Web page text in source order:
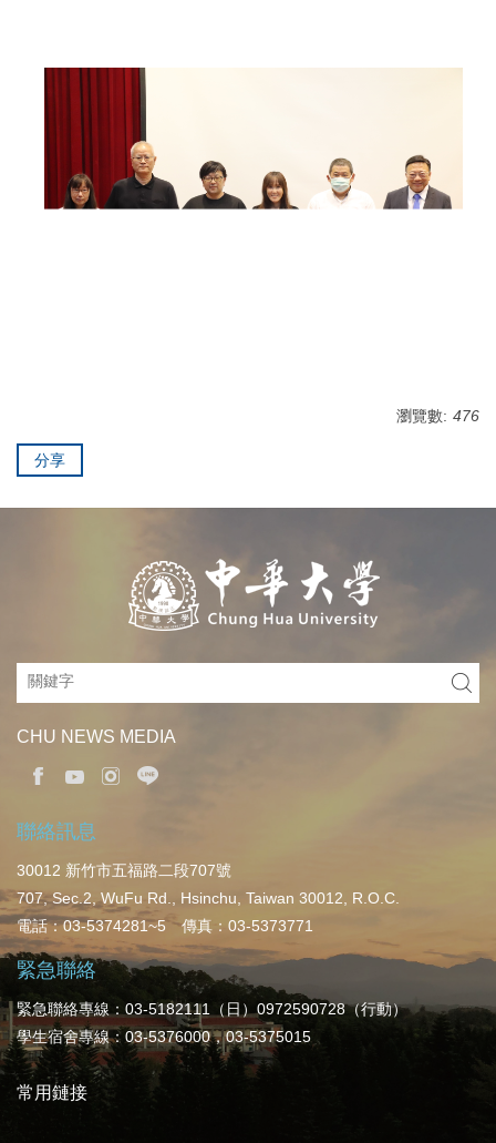
瀏覽數: 476
分享
CHU NEWS MEDIA
聯絡訊息
30012 新竹市五福路二段707號
707, Sec.2, WuFu Rd., Hsinchu, Taiwan 30012, R.O.C.
電話：03-5374281~5 傳真：03-5373771
緊急聯絡
緊急聯絡專線：03-5182111（日）0972590728（行動）
學生宿舍專線：03-5376000，03-5375015
常用鏈接